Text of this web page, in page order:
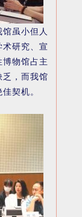
虽小但人
研究、宣
物馆占主
，而我馆
契机。